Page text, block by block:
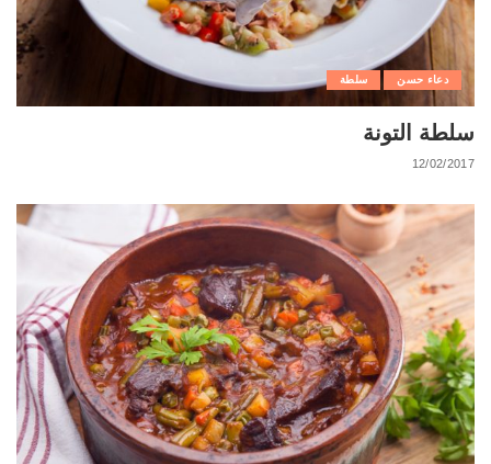
دعاء حسن سلطة
سلطة التونة
12/02/2017